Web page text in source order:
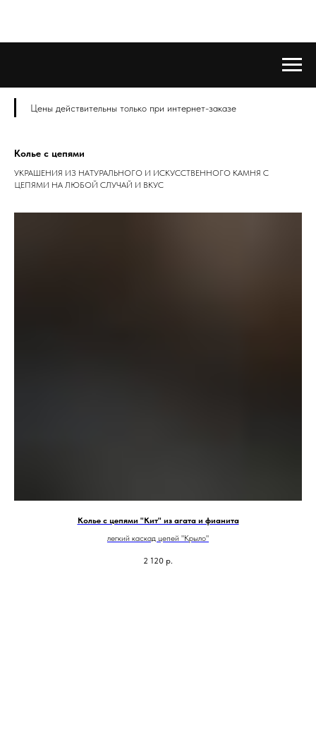
Цены действительны только при интернет-заказе
Колье с цепями
УКРАШЕНИЯ ИЗ НАТУРАЛЬНОГО И ИСКУССТВЕННОГО КАМНЯ С
ЦЕПЯМИ НА ЛЮБОЙ СЛУЧАЙ И ВКУС
Колье с цепями "Кит" из агата и фианита
легкий каскад цепей "Крыло"
2 120 р.